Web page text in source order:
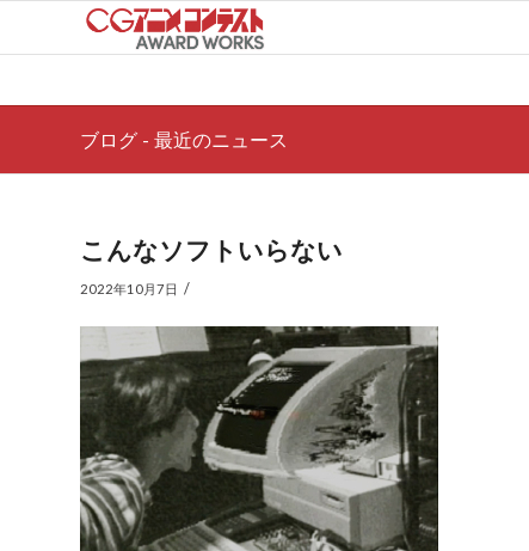
ブログ - 最近のニュース
こんなソフトいらない
2022年10月7日 /